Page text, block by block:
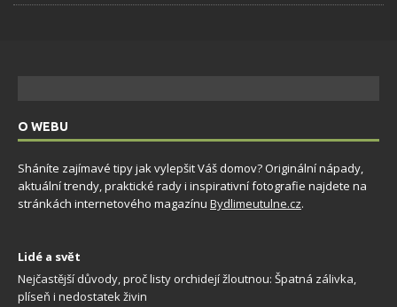
O WEBU
Sháníte zajímavé tipy jak vylepšit Váš domov? Originální nápady,
aktuální trendy, praktické rady i inspirativní fotografie najdete na
stránkách internetového magazínu Bydlimeutulne.cz.
Lidé a svět
Nejčastější důvody, proč listy orchidejí žloutnou: Špatná zálivka,
plíseň i nedostatek živin